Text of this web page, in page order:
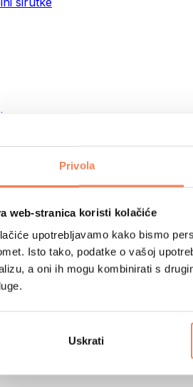
Privola
web-stranica koristi kolačiće
upotrebljavamo kako bismo
Isto tako, podatke o vašoj
a oni ih mogu kombinirati s
Uskrati
napitci
proteini
proteini